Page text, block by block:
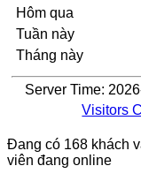
Hôm qua
Tuần này
Tháng này
Server Time:
Visitors
Đang có 168 khách
viên đang online